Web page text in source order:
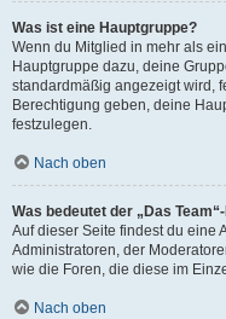
Was ist eine Hauptgruppe?
Wenn du Mitglied in mehr als
Hauptgruppe dazu, deine
standardmäßig angezeigt wird,
Berechtigung geben, deine
festzulegen.
Nach oben
Was bedeutet der „Das
Auf dieser Seite findest du eine
Administratoren, der
wie die Foren, die diese im
Nach oben